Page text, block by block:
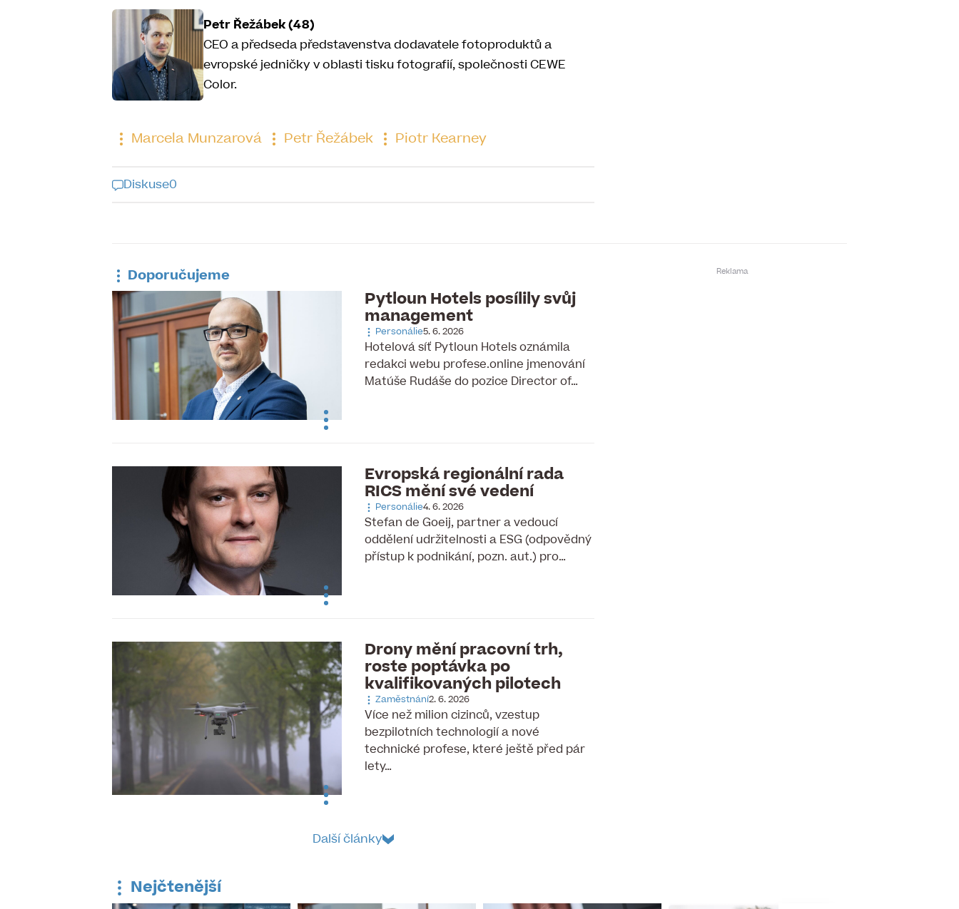
Petr Řežábek (48)
CEO a předseda představenstva dodavatele fotoproduktů a
evropské jedničky v oblasti tisku fotografií, společnosti CEWE
Color.
Marcela Munzarová Petr Řežábek Piotr Kearney
Diskuse0
Doporučujeme
Pytloun Hotels posílily svůj
management
Personálie5. 6. 2026
Hotelová síť Pytloun Hotels oznámila
redakci webu profese.online jmenování
Matúše Rudáše do pozice Director of…
Evropská regionální rada
RICS mění své vedení
Personálie4. 6. 2026
Stefan de Goeij, partner a vedoucí
oddělení udržitelnosti a ESG (odpovědný
přístup k podnikání, pozn. aut.) pro…
Drony mění pracovní trh,
roste poptávka po
kvalifikovaných pilotech
Zaměstnání2. 6. 2026
Více než milion cizinců, vzestup
bezpilotních technologií a nové
technické profese, které ještě před pár
lety…
Další články
Nejčtenější